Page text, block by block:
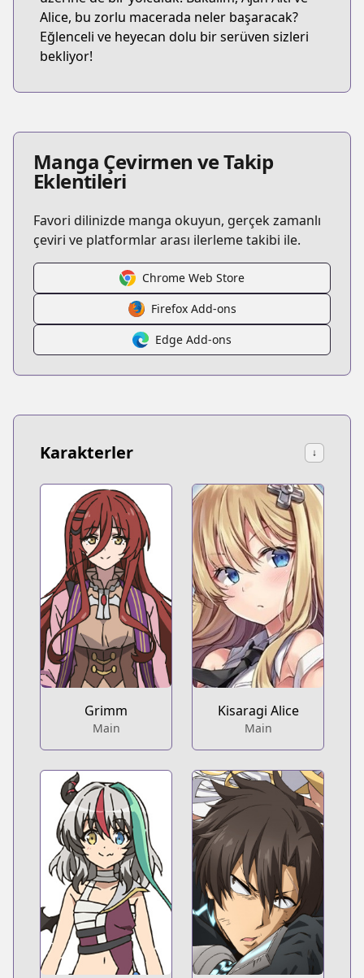
Alice, bu zorlu macerada neler başaracak?
Eğlenceli ve heyecan dolu bir serüven sizleri
bekliyor!
Manga Çevirmen ve Takip
Eklentileri
Favori dilinizde manga okuyun, gerçek zamanlı
çeviri ve platformlar arası ilerleme takibi ile.
Chrome Web Store
Firefox Add-ons
Edge Add-ons
Karakterler ↓
Grimm
Main
Kisaragi Alice
Main